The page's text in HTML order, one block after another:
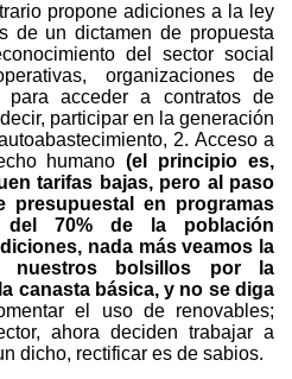
propone adiciones a la ley
de un dictamen de propuesta
del sector social
organizaciones de
para acceder a contratos de
participar en la generación
2. Acceso a
humano (el principio es,
tarifas bajas, pero al paso
presupuestal en programas
del 70% de la población
nada más veamos la
nuestros bolsillos por la
canasta básica, y no se diga
el uso de renovables;
ahora deciden trabajar a
dicho, rectificar es de sabios.